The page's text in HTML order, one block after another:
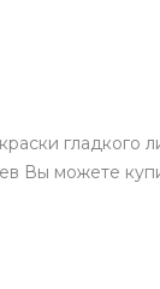
Вы можете